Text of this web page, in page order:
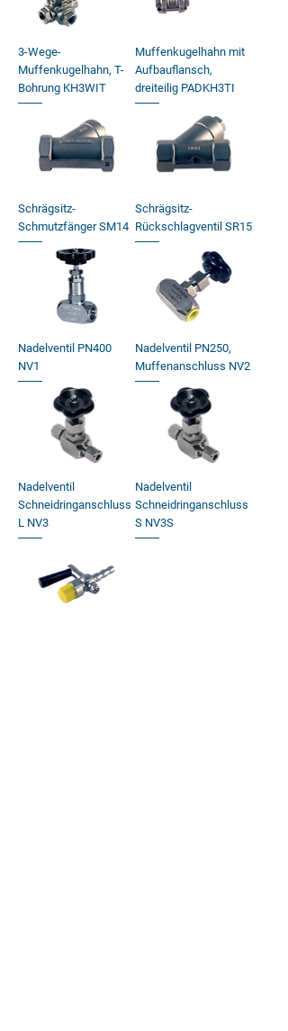
3-Wege-
Muffenkugelhahn, T-
Bohrung KH3WIT
Muffenkugelhahn mit
Aufbauflansch,
dreiteilig PADKH3TI
Schrägsitz-
Schmutzfänger SM14
Schrägsitz-
Rückschlagventil SR15
Nadelventil PN400
NV1
Nadelventil PN250,
Muffenanschluss NV2
Nadelventil
Schneidringanschluss
L NV3
Nadelventil
Schneidringanschluss
S NV3S